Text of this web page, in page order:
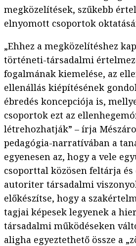
megközelítések, szűkebb
elnyomott csoportok
„Ehhez a megközelítéshez
történeti-társadalmi
fogalmának kiemelése, az
ellenállás kiépítésének
ébredés koncepciója is,
csoportok ezt az
létrehozhatják” – írja
pedagógia-narratívában a
egyenesen az, hogy a vele
csoporttal közösen feltárja és
autoriter társadalmi
előkészítse, hogy a
tagjai képesek legyenek a
társadalmi működéseken
aligha egyeztethető össze a